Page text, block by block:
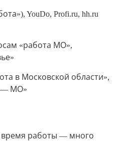
YouDo, Profi.ru, hh.ru
«работа МО»,
в Московской области»,
— МО»
время работы — много